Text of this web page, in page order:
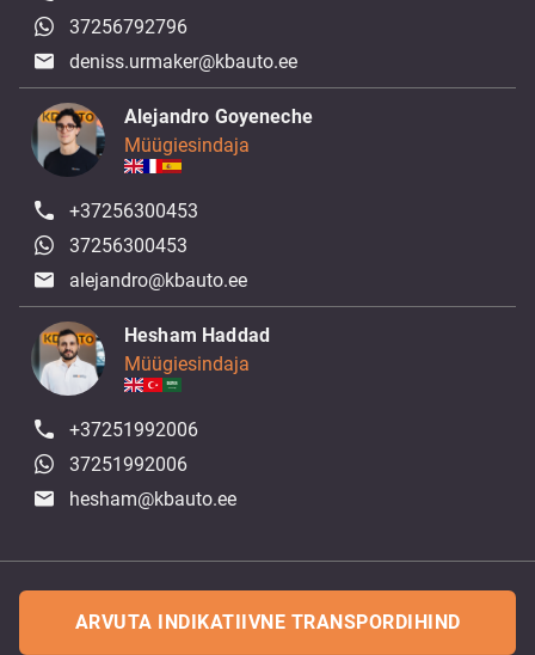
37256792796
deniss.urmaker@kbauto.ee
Alejandro Goyeneche
Müügiesindaja
+37256300453
37256300453
alejandro@kbauto.ee
Hesham Haddad
Müügiesindaja
+37251992006
37251992006
hesham@kbauto.ee
ARVUTA INDIKATIIVNE TRANSPORDIHIND